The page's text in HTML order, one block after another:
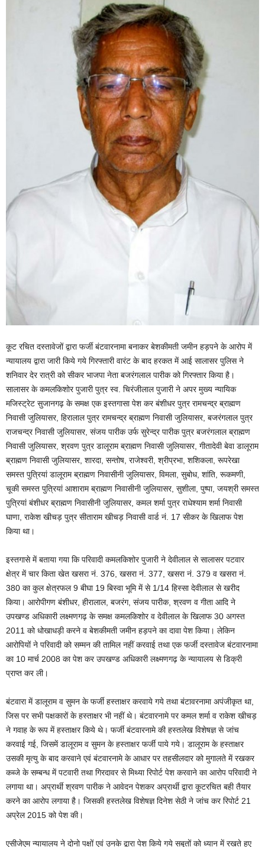
कूट रचित दस्तावेजों द्वारा फर्जी बंटवारनामा बनाकर बेशकीमती जमीन हड़पने के आरोप में
न्यायालय द्वारा जारी किये गये गिरफ्तारी वारंट के बाद हरकत में आई सालासर पुलिस ने
शनिवार देर रात्री को सीकर भाजपा नेता बजरंगलाल पारीक को गिरफ्तार किया है।
सालासर के कमलकिशोर पुजारी पुत्र स्व. चिरंजीलाल पुजारी ने अपर मुख्य न्यायिक
मजिस्ट्रेट सुजानगढ़ के समक्ष एक इस्तगासा पेश कर बंशीधर पुत्र रामचन्द्र ब्राह्मण
निवासी जुलियासर, हिरालाल पुत्र रामचन्द्र ब्राह्मण निवासी जुलियासर, बजरंगलाल पुत्र
राजचन्द्र निवासी जुलियासर, संजय पारीक उर्फ सुरेन्द्र पारीक पुत्र बजरंगलाल ब्राह्मण
निवासी जुलियासर, श्रवण पुत्र डालूराम ब्राह्मण निवासी जुलियासर, गीतादेवी बेवा डालूराम
ब्राह्मण निवासी जुलियासर, शारदा, सन्तोष, राजेश्वरी, श्रीप्रभा, शशिकला, रूपरेखा
समस्त पुत्रियां डालूराम ब्राह्मण निवासीनी जुलियासर, विमला, सुबोध, शांति, रूकमणी,
चूकी समस्त पुत्रियां आशाराम ब्राह्मण निवासीनी जुलियासर, सुशीला, पुष्पा, जयश्री समस्त
पुत्रियां बंशीधर ब्राह्मण निवासीनी जुलियासर, कमल शर्मा पुत्र राधेश्याम शर्मा निवासी
घाणा, राकेश खीचड़ पुत्र सीताराम खीचड़ निवासी वार्ड नं. 17 सीकर के खिलाफ पेश
किया था।
इस्तगासे में बताया गया कि परिवादी कमलकिशोर पुजारी ने देवीलाल से सालासर पटवार
क्षेत्र में चार किता खेत खसरा नं. 376, खसरा नं. 377, खसरा नं. 379 व खसरा नं.
380 का कुल क्षेत्रफल 9 बीघा 19 बिस्वा भूमि में से 1/14 हिस्सा देवीलाल से खरीद
किया। आरोपीगण बंशीधर, हीरालाल, बजरंग, संजय पारीक, श्रवण व गीता आदि ने
उपखण्ड अधिकारी लक्ष्मणगढ़ के समक्ष कमलकिशोर व देवीलाल के खिलाफ 30 अगस्त
2011 को धोखाधड़ी करने व बेशकीमती जमीन हड़पने का दावा पेश किया। लेकिन
आरोपियों ने परिवादी को सम्मन की तामिल नहीं करवाई तथा एक फर्जी दस्तावेज बंटवारनामा
का 10 मार्च 2008 का पेश कर उपखण्ड अधिकारी लक्ष्मणगढ़ के न्यायालय से डिक्री
प्राप्त कर ली।
बंटवारा में डालूराम व सुमन के फर्जी हस्ताक्षर करवाये गये तथा बंटावरनामा अपंजीकृत था,
जिस पर सभी पक्षकारों के हस्ताक्षर भी नहीं थे। बंटवारनामे पर कमल शर्मा व राकेश खीचड़
ने गवाह के रूप में हस्ताक्षर किये थे। फर्जी बंटवारनामे की हस्तलेख विशेषज्ञ से जांच
करवाई गई, जिसमें डालूराम व सुमन के हस्ताक्षर फर्जी पाये गये। डालूराम के हस्ताक्षर
उसकी मृत्यु के बाद करवाने एवं बंटवारनामे के आधार पर तहसीलदार को मुगालते में रखकर
कब्जे के सम्बन्ध में पटवारी तथा गिरदावर से मिथ्या रिपोर्ट पेश करवाने का आरोप परिवादी ने
लगाया था। अप्रार्थी श्रवण पारीक ने आवेदन पेशकर अप्रार्थी द्वारा कूटरचित बही तैयार
करने का आरोप लगाया है। जिसकी हस्तलेख विशेषज्ञ दिनेश सेठी ने जांच कर रिपोर्ट 21
अप्रेल 2015 को पेश की।
एसीजेएम न्यायालय ने दोनो पक्षों एवं उनके द्वारा पेश किये गये सबूतों को ध्यान में रखते हुए